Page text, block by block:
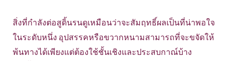
สิ่งที่กำลังต่อสูดิ้นรนดูเหมือนว่าจะสัมฤทธิ์ผลเป็นที่น่าพอใจ
ในระดับหนึ่ง อุปสรรคหรือขวากหนามสามารถที่จะขจัดให้
พ้นทางได้เพียงแต่ต้องใช้ชั้นเชิงและประสบกาณ์บ้าง